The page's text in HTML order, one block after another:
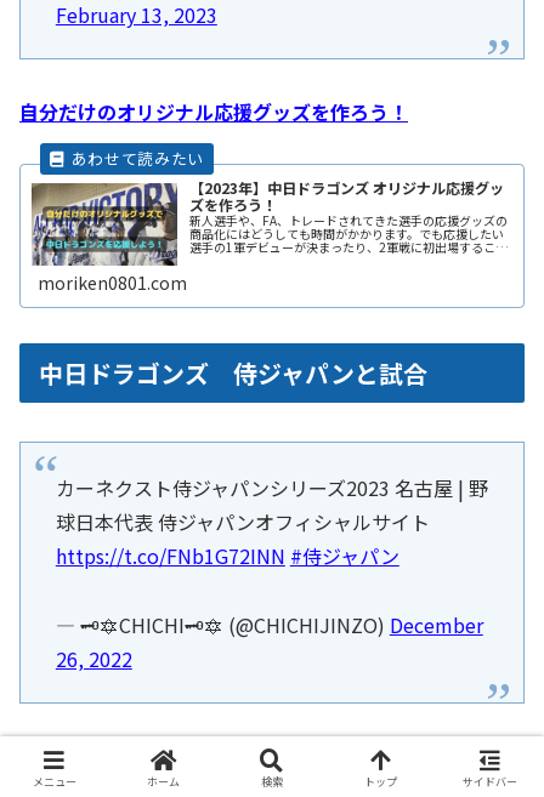
February 13, 2023
自分だけのオリジナル応援グッズを作ろう！
【2023年】中日ドラゴンズ オリジナル応援グッ
ズを作ろう！
新人選手や、FA、トレードされてきた選手の応援グッズの
商品化にはどうしても時間がかかります。でも応援したい
選手の1軍デビューが決まったり、2軍戦に初出場すること
moriken0801.com
中日ドラゴンズ 侍ジャパンと試合
カーネクスト侍ジャパンシリーズ2023 名古屋 | 野
球日本代表 侍ジャパンオフィシャルサイト
https://t.co/FNb1G72INN #侍ジャパン
— 🗝🔯CHICHI🗝🔯 (@CHICHIJINZO) December
26, 2022
カーネクスト侍ジャパンシリーズ2023 名古屋
メニュー ホーム 検索 トップ サイドバー